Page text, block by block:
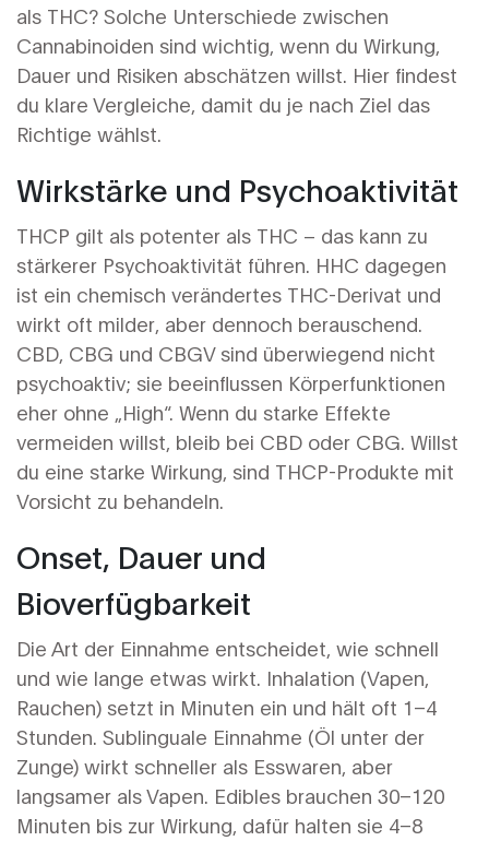
als THC? Solche Unterschiede zwischen
Cannabinoiden sind wichtig, wenn du Wirkung,
Dauer und Risiken abschätzen willst. Hier findest
du klare Vergleiche, damit du je nach Ziel das
Richtige wählst.
Wirkstärke und Psychoaktivität
THCP gilt als potenter als THC – das kann zu
stärkerer Psychoaktivität führen. HHC dagegen
ist ein chemisch verändertes THC-Derivat und
wirkt oft milder, aber dennoch berauschend.
CBD, CBG und CBGV sind überwiegend nicht
psychoaktiv; sie beeinflussen Körperfunktionen
eher ohne „High“. Wenn du starke Effekte
vermeiden willst, bleib bei CBD oder CBG. Willst
du eine starke Wirkung, sind THCP-Produkte mit
Vorsicht zu behandeln.
Onset, Dauer und
Bioverfügbarkeit
Die Art der Einnahme entscheidet, wie schnell
und wie lange etwas wirkt. Inhalation (Vapen,
Rauchen) setzt in Minuten ein und hält oft 1–4
Stunden. Sublinguale Einnahme (Öl unter der
Zunge) wirkt schneller als Esswaren, aber
langsamer als Vapen. Edibles brauchen 30–120
Minuten bis zur Wirkung, dafür halten sie 4–8